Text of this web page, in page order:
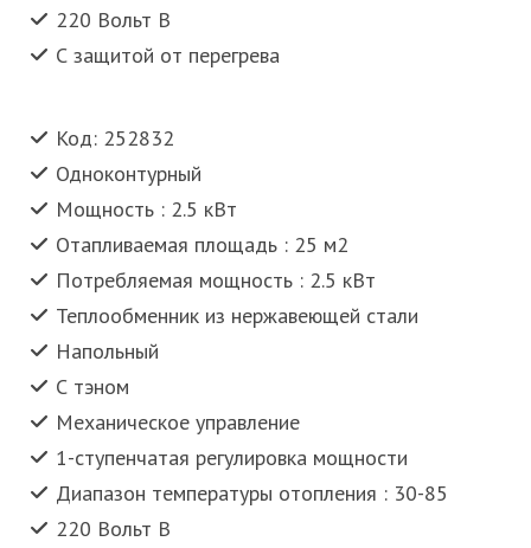
220 Вольт В
С защитой от перегрева
Код: 252832
Одноконтурный
Мощность : 2.5 кВт
Отапливаемая площадь : 25 м2
Потребляемая мощность : 2.5 кВт
Теплообменник из нержавеющей стали
Напольный
С тэном
Механическое управление
1-ступенчатая регулировка мощности
Диапазон температуры отопления : 30-85
220 Вольт В